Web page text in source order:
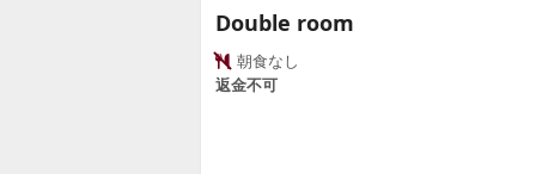
Double room
朝食なし
返金不可